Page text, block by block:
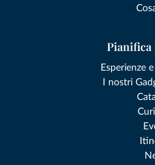
Pianifica
Esperienze
I nostri